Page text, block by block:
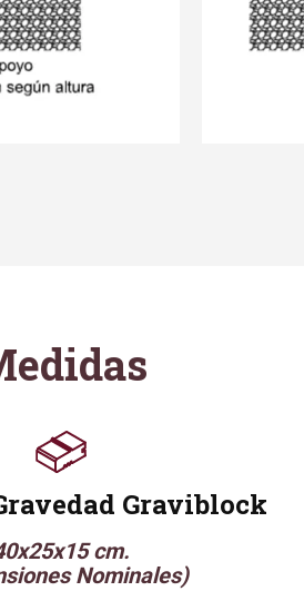
Graviblock
cm.
Nominales)